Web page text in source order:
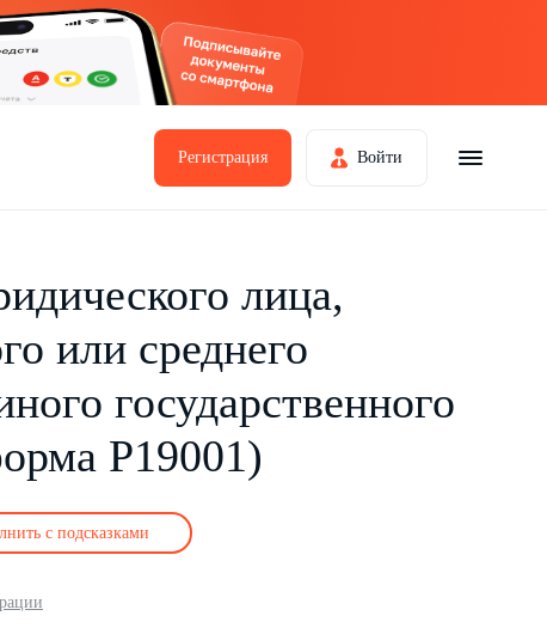
Регистрация Войти
лица,
или среднего
государственного
Р19001)
с подсказками